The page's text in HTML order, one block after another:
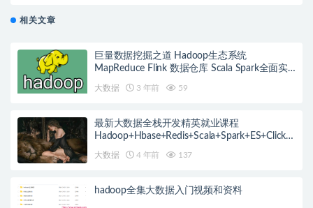
相关文章
巨量数据挖掘之道 Hadoop生态系统
MapReduce Flink 数据仓库 Scala Spark全面实
大数据 3 年前 59
最新大数据全栈开发精英就业课程
Hadoop+Hbase+Redis+Scala+Spark+ES+ClickH
大数据 4 年前 137
hadoop全集大数据入门视频和资料